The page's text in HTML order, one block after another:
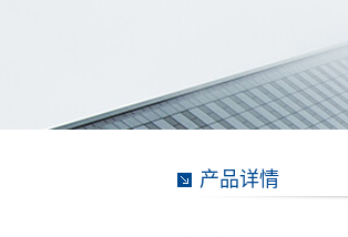
产品详情